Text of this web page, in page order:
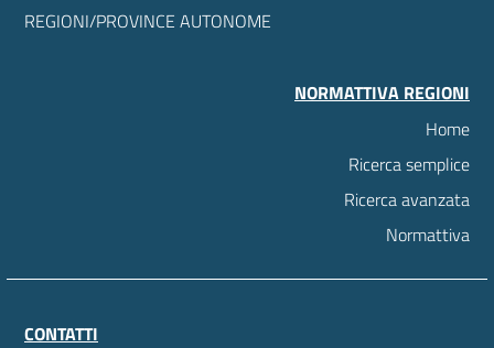
REGIONI/PROVINCE AUTONOME
NORMATTIVA REGIONI
Home
Ricerca semplice
Ricerca avanzata
Normattiva
CONTATTI